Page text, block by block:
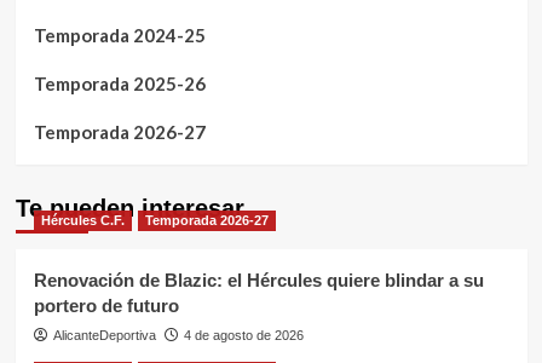
Temporada 2024-25
Temporada 2025-26
Temporada 2026-27
Te pueden interesar
Hércules C.F. Temporada 2026-27
Renovación de Blazic: el Hércules quiere blindar a su
portero de futuro
AlicanteDeportiva 4 de agosto de 2026